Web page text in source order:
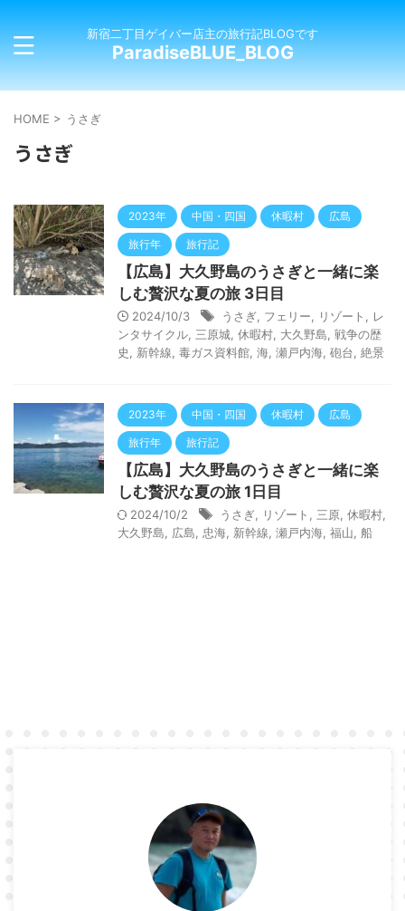
新宿二丁目ゲイバー店主の旅行記BLOGです
ParadiseBLUE_BLOG
HOME > うさぎ
うさぎ
2023年 中国・四国 休暇村 広島
旅行年 旅行記
【広島】大久野島のうさぎと一緒に楽
しむ贅沢な夏の旅 3日目
2024/10/3 うさぎ フェリー リゾート
レ
ンタサイクル 三原城 休暇村 大久野島 戦争の歴
史
新幹線 毒ガス資料館 海 瀬戸内海 砲台 絶景
2023年 中国・四国 休暇村 広島
旅行年 旅行記
【広島】大久野島のうさぎと一緒に楽
しむ贅沢な夏の旅 1日目
2024/10/2 うさぎ リゾート 三原 休暇村
大久野島
広島 忠海 新幹線 瀬戸内海 福山 船